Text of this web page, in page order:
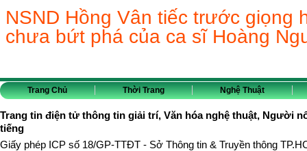
NSND Hồng Vân tiếc trước giọng
chưa bứt phá của ca sĩ Hoàng
Trang Chủ Thời Trang Nghệ Thuật
Trang tin điện tử thông tin giải trí, Văn hóa nghệ thuật, Người
tiếng
Giấy phép ICP số 18/GP-TTĐT - Sở Thông tin & Truyền thông